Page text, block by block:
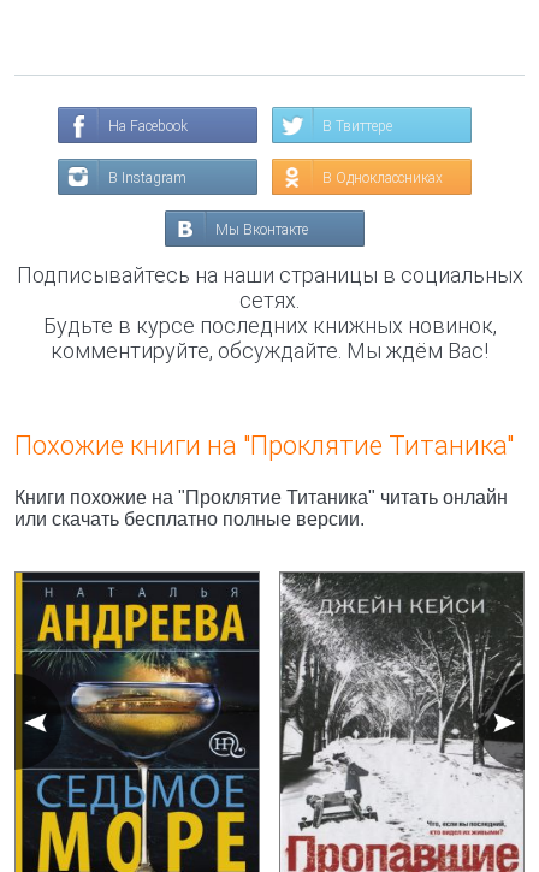
На Facebook В Твиттере
В Instagram В Одноклассниках
Мы Вконтакте
Подписывайтесь на наши страницы в социальных
сетях.
Будьте в курсе последних книжных новинок,
комментируйте, обсуждайте. Мы ждём Вас!
Похожие книги на "Проклятие Титаника"
Книги похожие на "Проклятие Титаника" читать онлайн
или скачать бесплатно полные версии.